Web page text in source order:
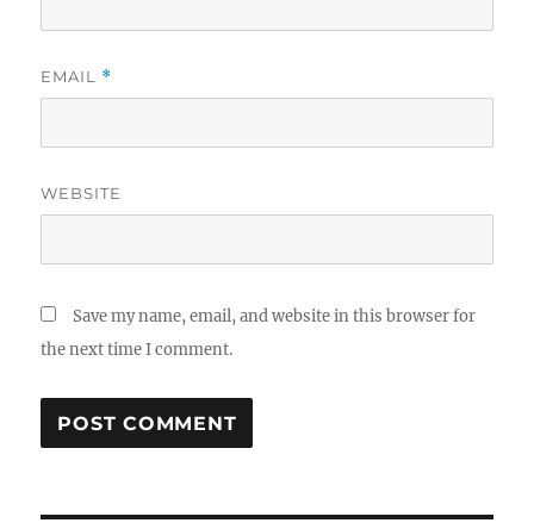
EMAIL *
WEBSITE
Save my name, email, and website in this browser for
the next time I comment.